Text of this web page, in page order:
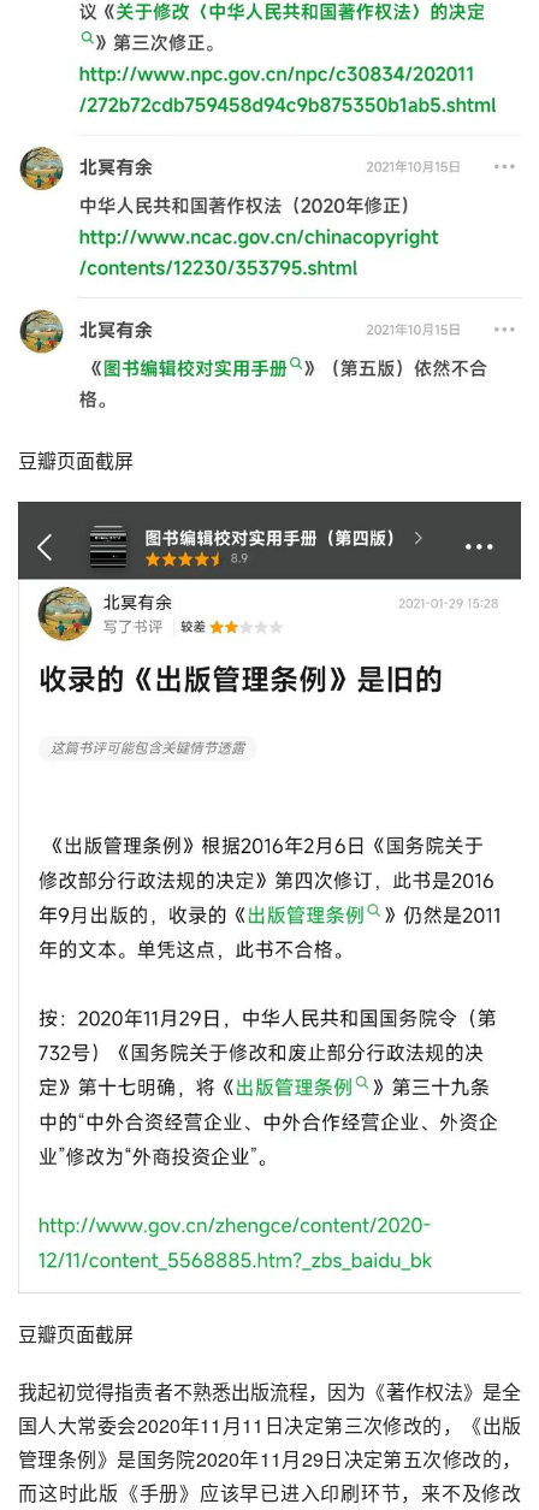
豆瓣页面截屏
豆瓣页面截屏
我起初觉得指责者不熟悉出版流程，因为《著作权法》是全
国人大常委会2020年11月11日决定第三次修改的，《出版
管理条例》是国务院2020年11月29日决定第五次修改的，
而这时此版《手册》应该早已进入印刷环节，来不及修改